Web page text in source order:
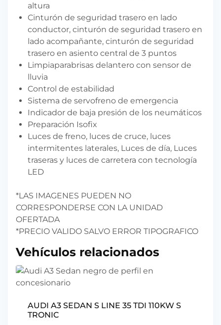
altura
Cinturón de seguridad trasero en lado
conductor, cinturón de seguridad trasero en
lado acompañante, cinturón de seguridad
trasero en asiento central de 3 puntos
Limpiaparabrisas delantero con sensor de
lluvia
Control de estabilidad
Sistema de servofreno de emergencia
Indicador de baja presión de los neumáticos
Preparación Isofix
Luces de freno, luces de cruce, luces
intermitentes laterales, Luces de día, Luces
traseras y luces de carretera con tecnología
LED
*LAS IMAGENES PUEDEN NO
CORRESPONDERSE CON LA UNIDAD
OFERTADA
*PRECIO VALIDO SALVO ERROR TIPOGRAFICO
Vehículos relacionados
AUDI A3 SEDAN S LINE 35 TDI 110KW S
TRONIC